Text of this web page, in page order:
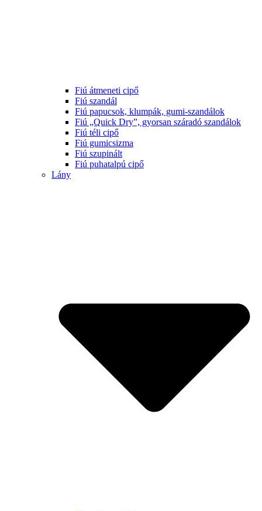
Fiú átmeneti cipő
Fiú szandál
Fiú papucsok, klumpák, gumi-szandálok
Fiú „Quick Dry”, gyorsan száradó szandálok
Fiú téli cipő
Fiú gumicsizma
Fiú szupinált
Fiú puhatalpú cipő
Lány